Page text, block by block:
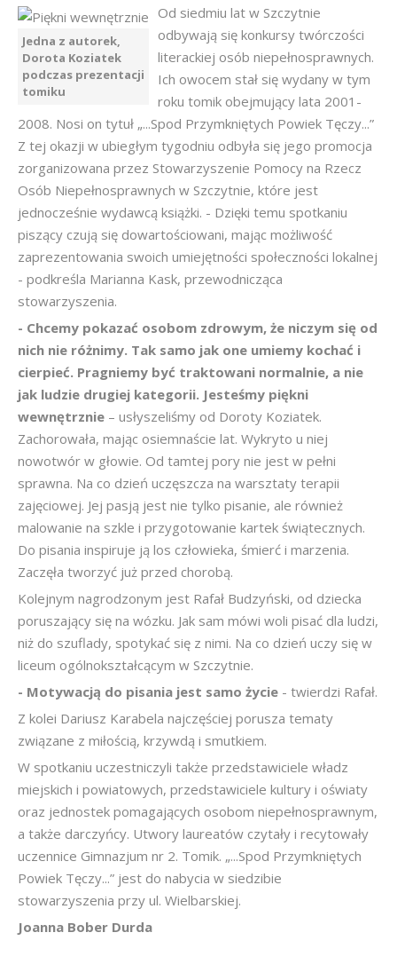
Jedna z autorek,
Dorota Koziatek
podczas prezentacji
tomiku
Od siedmiu lat w Szczytnie
odbywają się konkursy twórczości
literackiej osób niepełnosprawnych.
Ich owocem stał się wydany w tym
roku tomik obejmujący lata 2001-
2008. Nosi on tytuł „...Spod Przymkniętych Powiek Tęczy...”
Z tej okazji w ubiegłym tygodniu odbyła się jego promocja
zorganizowana przez Stowarzyszenie Pomocy na Rzecz
Osób Niepełnosprawnych w Szczytnie, które jest
jednocześnie wydawcą książki. - Dzięki temu spotkaniu
piszący czują się dowartościowani, mając możliwość
zaprezentowania swoich umiejętności społeczności lokalnej
- podkreśla Marianna Kask, przewodnicząca
stowarzyszenia.
- Chcemy pokazać osobom zdrowym, że niczym się od
nich nie różnimy. Tak samo jak one umiemy kochać i
cierpieć. Pragniemy być traktowani normalnie, a nie
jak ludzie drugiej kategorii. Jesteśmy piękni
wewnętrznie – usłyszeliśmy od Doroty Koziatek.
Zachorowała, mając osiemnaście lat. Wykryto u niej
nowotwór w głowie. Od tamtej pory nie jest w pełni
sprawna. Na co dzień uczęszcza na warsztaty terapii
zajęciowej. Jej pasją jest nie tylko pisanie, ale również
malowanie na szkle i przygotowanie kartek świątecznych.
Do pisania inspiruje ją los człowieka, śmierć i marzenia.
Zaczęła tworzyć już przed chorobą.
Kolejnym nagrodzonym jest Rafał Budzyński, od dziecka
poruszający się na wózku. Jak sam mówi woli pisać dla ludzi,
niż do szuflady, spotykać się z nimi. Na co dzień uczy się w
liceum ogólnokształcącym w Szczytnie.
- Motywacją do pisania jest samo życie - twierdzi Rafał.
Z kolei Dariusz Karabela najczęściej porusza tematy
związane z miłością, krzywdą i smutkiem.
W spotkaniu uczestniczyli także przedstawiciele władz
miejskich i powiatowych, przedstawiciele kultury i oświaty
oraz jednostek pomagających osobom niepełnosprawnym,
a także darczyńcy. Utwory laureatów czytały i recytowały
uczennice Gimnazjum nr 2. Tomik. „...Spod Przymkniętych
Powiek Tęczy...” jest do nabycia w siedzibie
stowarzyszenia przy ul. Wielbarskiej.
Joanna Bober Durda